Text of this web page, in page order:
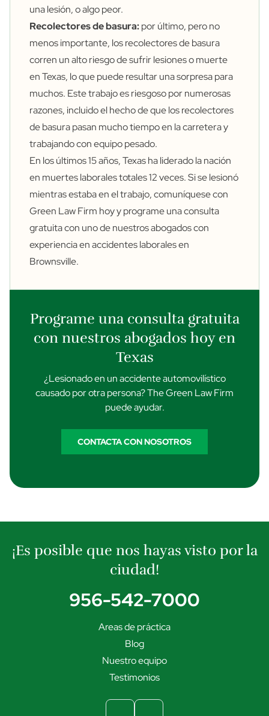
una lesión, o algo peor.
Recolectores de basura:por último, pero no
menos importante, los recolectores de basura
corren un alto riesgo de sufrir lesiones o muerte
en Texas, lo que puede resultar una sorpresa para
muchos. Este trabajo es riesgoso por numerosas
razones, incluido el hecho de que los recolectores
de basura pasan mucho tiempo en la carretera y
trabajando con equipo pesado.
En los últimos 15 años, Texas ha liderado la nación
en muertes laborales totales 12 veces. Si se lesionó
mientras estaba en el trabajo, comuníquese con
Green Law Firm hoy yprograme una consulta
gratuitacon uno de nuestros abogados con
experiencia enaccidentes laborales en
Brownsville.
Programe una consulta gratuita
con nuestros abogados hoy en
Texas
¿Lesionado en un accidente automovilístico
causado por otra persona? The Green Law Firm
puede ayudar.
CONTACTA CON NOSOTROS
¡Es posible que nos hayas visto por la
ciudad!
956-542-7000
Areas de práctica
Blog
Nuestro equipo
Testimonios